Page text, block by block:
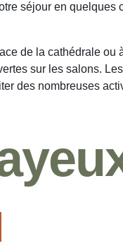
séjour en quelques
de la cathédrale ou
sur les salons.
des nombreuses